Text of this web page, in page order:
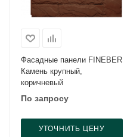
Фасадные панели FINEBER
Камень крупный,
коричневый
По запросу
УТОЧНИТЬ ЦЕНУ